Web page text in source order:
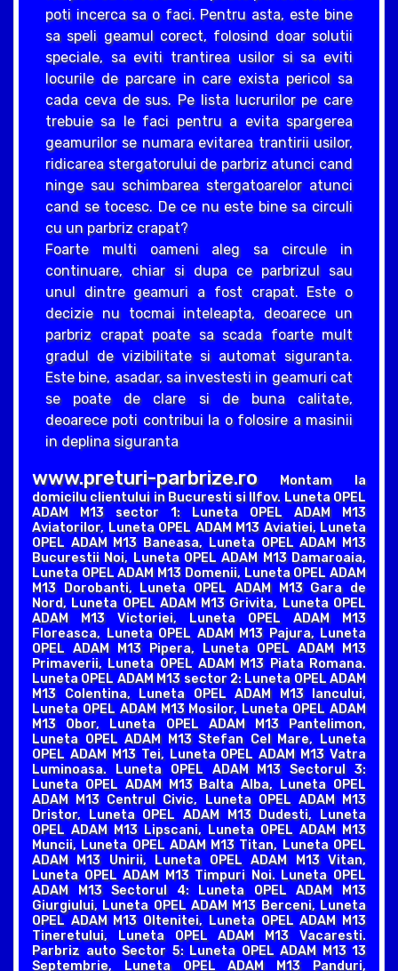
poti incerca sa o faci. Pentru asta, este bine
sa speli geamul corect, folosind doar solutii
speciale, sa eviti trantirea usilor si sa eviti
locurile de parcare in care exista pericol sa
cada ceva de sus. Pe lista lucrurilor pe care
trebuie sa le faci pentru a evita spargerea
geamurilor se numara evitarea trantirii usilor,
ridicarea stergatorului de parbriz atunci cand
ninge sau schimbarea stergatoarelor atunci
cand se tocesc. De ce nu este bine sa circuli
cu un parbriz crapat?
Foarte multi oameni aleg sa circule in
continuare, chiar si dupa ce parbrizul sau
unul dintre geamuri a fost crapat. Este o
decizie nu tocmai inteleapta, deoarece un
parbriz crapat poate sa scada foarte mult
gradul de vizibilitate si automat siguranta.
Este bine, asadar, sa investesti in geamuri cat
se poate de clare si de buna calitate,
deoarece poti contribui la o folosire a masinii
in deplina siguranta
www.preturi-parbrize.roMontam la
domicilu clientului in Bucuresti si Ilfov. Luneta OPEL
ADAM M13 sector 1: Luneta OPEL ADAM M13
Aviatorilor, Luneta OPEL ADAM M13 Aviatiei, Luneta
OPEL ADAM M13 Baneasa, Luneta OPEL ADAM M13
Bucurestii Noi, Luneta OPEL ADAM M13 Damaroaia,
Luneta OPEL ADAM M13 Domenii, Luneta OPEL ADAM
M13 Dorobanti, Luneta OPEL ADAM M13 Gara de
Nord, Luneta OPEL ADAM M13 Grivita, Luneta OPEL
ADAM M13 Victoriei, Luneta OPEL ADAM M13
Floreasca, Luneta OPEL ADAM M13 Pajura, Luneta
OPEL ADAM M13 Pipera, Luneta OPEL ADAM M13
Primaverii, Luneta OPEL ADAM M13 Piata Romana.
Luneta OPEL ADAM M13 sector 2: Luneta OPEL ADAM
M13 Colentina, Luneta OPEL ADAM M13 Iancului,
Luneta OPEL ADAM M13 Mosilor, Luneta OPEL ADAM
M13 Obor, Luneta OPEL ADAM M13 Pantelimon,
Luneta OPEL ADAM M13 Stefan Cel Mare, Luneta
OPEL ADAM M13 Tei, Luneta OPEL ADAM M13 Vatra
Luminoasa. Luneta OPEL ADAM M13 Sectorul 3:
Luneta OPEL ADAM M13 Balta Alba, Luneta OPEL
ADAM M13 Centrul Civic, Luneta OPEL ADAM M13
Dristor, Luneta OPEL ADAM M13 Dudesti, Luneta
OPEL ADAM M13 Lipscani, Luneta OPEL ADAM M13
Muncii, Luneta OPEL ADAM M13 Titan, Luneta OPEL
ADAM M13 Unirii, Luneta OPEL ADAM M13 Vitan,
Luneta OPEL ADAM M13 Timpuri Noi. Luneta OPEL
ADAM M13 Sectorul 4: Luneta OPEL ADAM M13
Giurgiului, Luneta OPEL ADAM M13 Berceni, Luneta
OPEL ADAM M13 Oltenitei, Luneta OPEL ADAM M13
Tineretului, Luneta OPEL ADAM M13 Vacaresti.
Parbriz auto Sector 5: Luneta OPEL ADAM M13 13
Septembrie, Luneta OPEL ADAM M13 Panduri,